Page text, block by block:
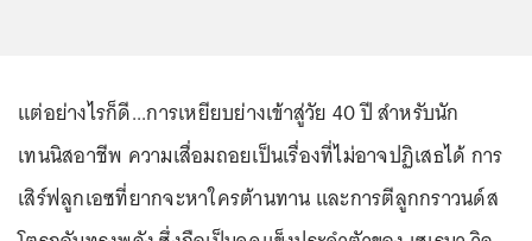
แต่อย่างไรก็ดี...การเหยียบย่างเข้าสู่วัย 40 ปี สำหรับนัก
เทนนิสอาชีพ ความเสื่อมถอยเป็นเรื่องที่ไม่อาจปฏิเสธได้ การ
เสิร์ฟลูกเอซที่ยากจะหาใครต้านทาน และการตีลูกกราวนด์ส